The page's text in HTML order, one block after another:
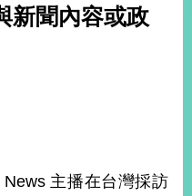
新聞內容或政
主播在台灣採訪